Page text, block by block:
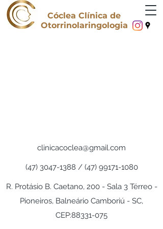
Cóclea Clínica de
Otorrinolaringologia
clinicacoclea@gmail.com
(47) 3047-1388 / (47) 99171-1080
R. Protásio B. Caetano, 200 - Sala 3 Térreo -
Pioneiros, Balneário Camboriú - SC,
CEP:88331-075